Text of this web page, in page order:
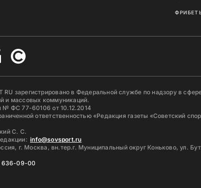
RU зарегистрировано в Федеральной службе по надзору в
и массовых коммуникаций.
№ ФС 77-60106 от 10.12.2014
ответственностью «Редакция газеты «Советский
С. С.
info@sovsport.ru
г. Москва, вн.тер.г. Муниципальный округ Коньково, ул.
636-09-00